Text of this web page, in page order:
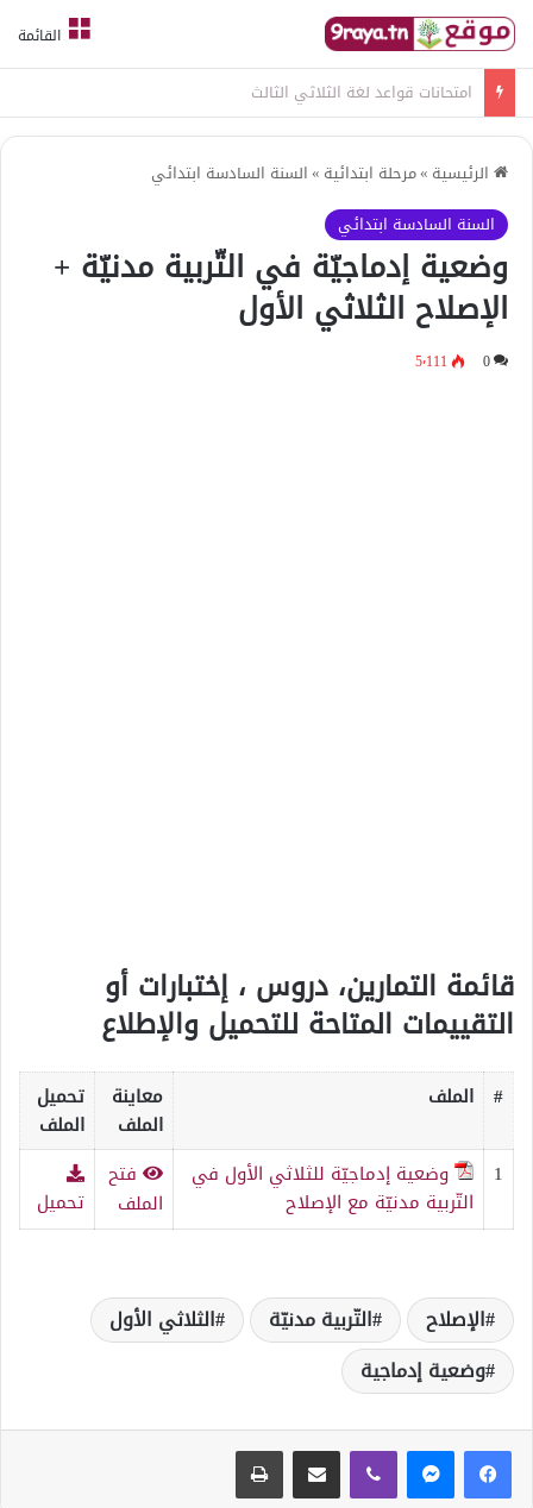
القائمة
امتحانات قواعد لغة الثلاثي الثالث
الرئيسية »مرحلة ابتدائية »السنة السادسة ابتدائي
السنة السادسة ابتدائي
وضعية إدماجيّة في التّربية مدنيّة +
الإصلاح الثلاثي الأول
0 5٬111
قائمة التمارين، دروس ، إختبارات أو
التقييمات المتاحة للتحميل والإطلاع
# الملف
معاينة
الملف
تحميل
الملف
1
وضعية إدماجيّة للثلاثي الأول في
التّربية مدنيّة مع الإصلاح
فتح
الملف
تحميل
الإصلاح التّربية مدنيّة
الثلاثي الأول
وضعية إدماجية